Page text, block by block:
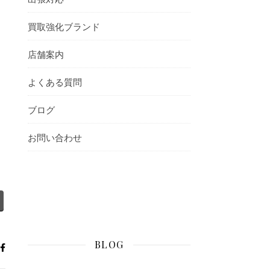
買取強化ブランド
店舗案内
よくある質問
ブログ
お問い合わせ
BLOG